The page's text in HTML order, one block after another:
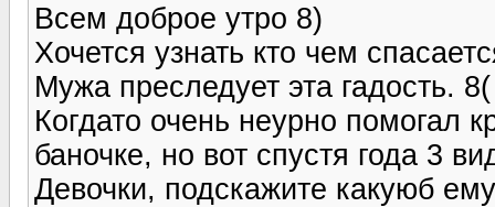
Всем доброе утро 8)
Хочется узнать кто чем
Мужа преследует эта гадость. 8(
Когдато очень неурно помогал
баночке, но вот спустя года 3
Девочки, подскажите какуюб